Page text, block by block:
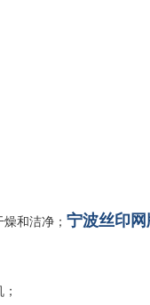
和洁净； 宁波丝印